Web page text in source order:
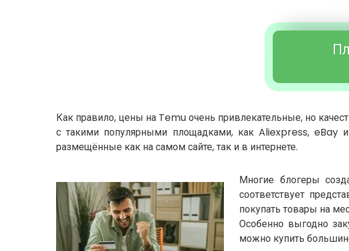
Как правило, цены на Temu очень привлекательные, но
с такими популярными площадками, как Aliexpress, eBay
размещённые как на самом сайте, так и в интернете.
Многие блогеры
соответствует
покупать товары на
Особенно выгодно
можно купить